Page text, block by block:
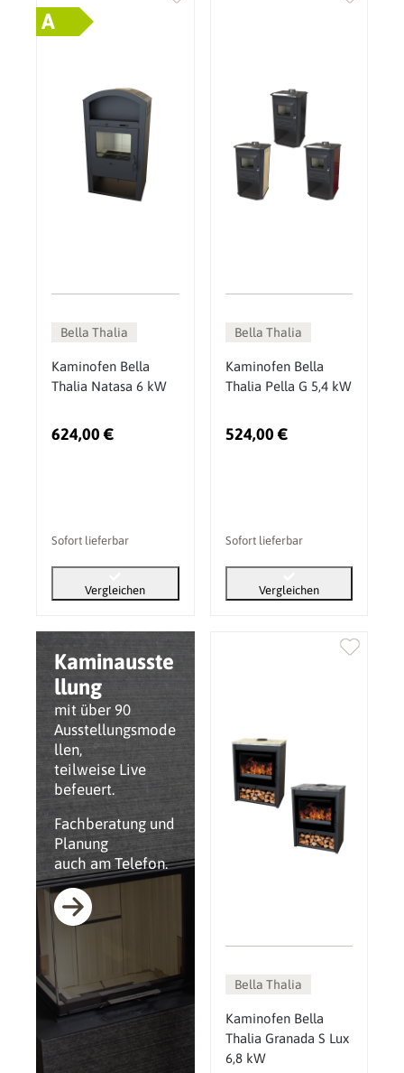
Kaminausste
llung
mit über 90
Ausstellungsmode
llen,
teilweise Live
befeuert.
Fachberatung und
Planung
auch am Telefon.
A
Bella Thalia
Kaminofen Bella
Thalia Natasa 6 kW
624,00 €
Sofort lieferbar
Vergleichen
Bella Thalia
Kaminofen Bella
Thalia Pella G 5,4 kW
524,00 €
Sofort lieferbar
Vergleichen
Bella Thalia
Kaminofen Bella
Thalia Granada S Lux
6,8 kW